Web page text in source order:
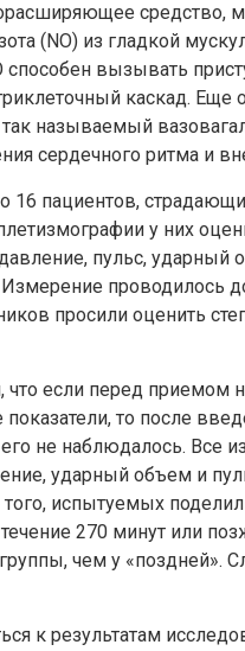
средство,
(NO) из гладкой
вызывать
каскад.
так называемый
сердечного ритма и
16 пациентов,
у них
пульс,
проводилось
просили оценить
что если перед приемом
то после
не наблюдалось. Все
ударный объем и
испытуемых
270 минут или
чем у «поздней».
к результатам